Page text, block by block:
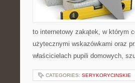
to internetowy zakątek, w którym
użytecznymi wskazówkami oraz
właścicielach pupili domowych,
CATEGORIES: SERYKORYCINSKIE